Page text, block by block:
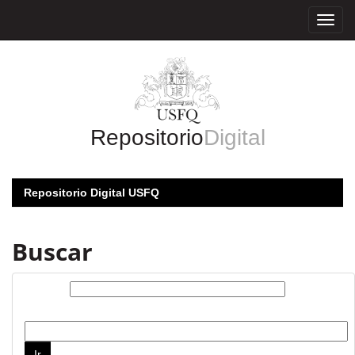
RepositorioDigital
Repositorio Digital USFQ
Buscar